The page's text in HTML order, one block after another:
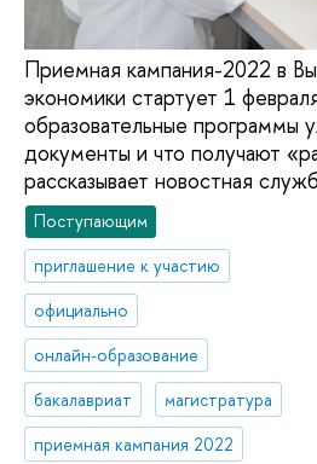
Приемная кампания-2022 в
экономики стартует 1
образовательные программы
документы и что получают
рассказывает новостная
Поступающим
приглашение к участию
официально
онлайн-образование
бакалавриат
магистратура
приемная кампания 2022